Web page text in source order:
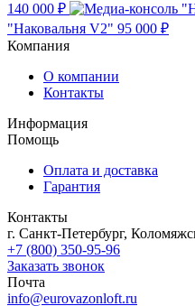
140 000 ₽
"Наковальня V2" 95 000 ₽
Компания
О компании
Контакты
Информация
Помощь
Оплата и доставка
Гарантия
Контакты
г. Санкт-Петербург,
+7 (800) 350-95-96
Заказать звонок
Почта
info@eurovazonloft.ru